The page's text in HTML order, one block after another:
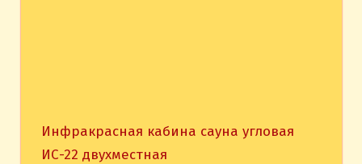
Инфракрасная кабина сауна угловая
ИС-22 двухместная